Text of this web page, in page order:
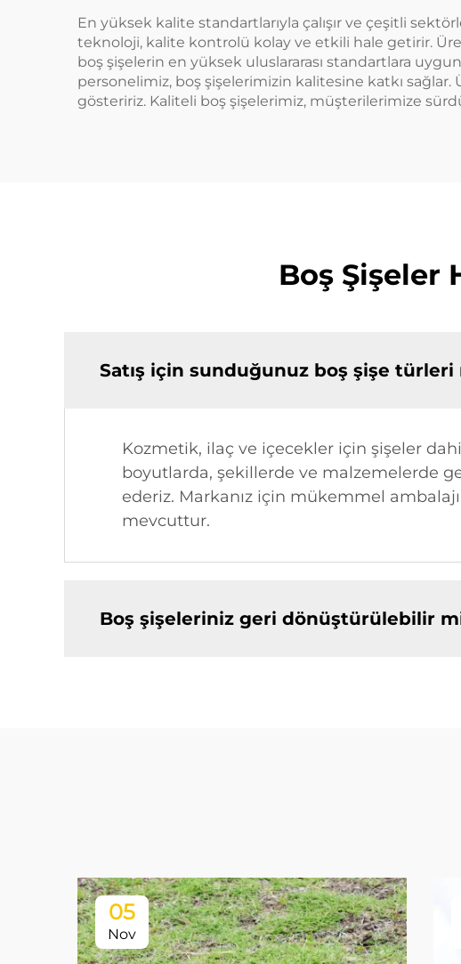
En yüksek kalite standartlarıyla çalışır ve çeşitli
teknoloji, kalite kontrolü kolay ve etkili hale getirir.
boş şişelerin en yüksek uluslararası standartlara
personelimiz, boş şişelerimizin kalitesine katkı
gösteririz. Kaliteli boş şişelerimiz, müşterilerimize
Boş Şişeler
Satış için sunduğunuz boş şişe
Kozmetik, ilaç ve içecekler için şişeler
boyutlarda, şekillerde ve malzemelerde
ederiz. Markanız için mükemmel
mevcuttur.
Boş şişeleriniz geri dönüştürülebilir
05
Nov